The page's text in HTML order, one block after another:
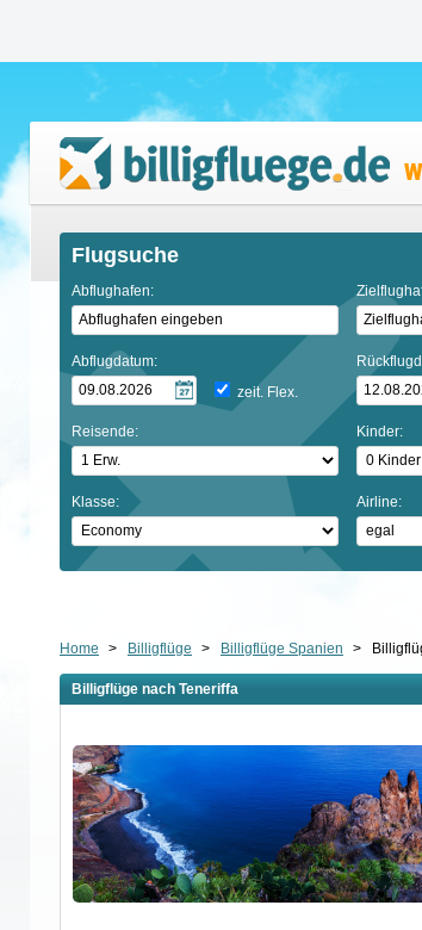
Flugsuche
Abflughafen:
Abflugdatum:
zeit. Flex.
Reisende: Kinder:
Klasse: Airline:
Home > Billigflüge > Billigflüge Spanien >
Billigflüge nach Teneriffa